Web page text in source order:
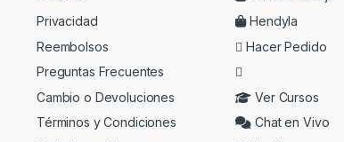
Privacidad
Reembolsos
Preguntas Frecuentes
Cambio o Devoluciones
Términos y Condiciones
Hendyla
Hacer Pedido
Ver Cursos
Chat en Vivo